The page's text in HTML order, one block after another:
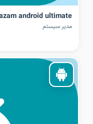
android ultimate
مدیر سیستم